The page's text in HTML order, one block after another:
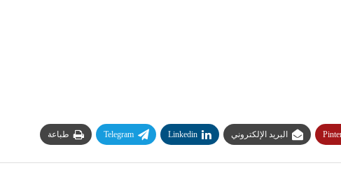
البريد الإلكتروني Linkedin
Telegram طباعة